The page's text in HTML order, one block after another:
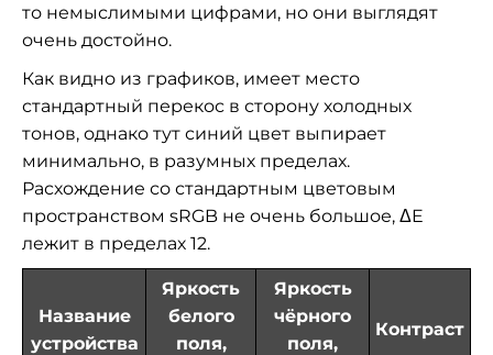
то немыслимыми цифрами, но они выглядят
очень достойно.
Как видно из графиков, имеет место
стандартный перекос в сторону холодных
тонов, однако тут синий цвет выпирает
минимально, в разумных пределах.
Расхождение со стандартным цветовым
пространством sRGB не очень большое, ΔE
лежит в пределах 12.
Название
устройства
Яркость
белого
поля,
Яркость
чёрного
поля,
Контраст